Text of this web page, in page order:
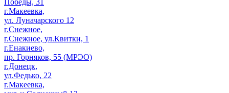
Победы, 31
г.Макеевка,
ул. Луначарского 12
г.Снежное,
г.Снежное, ул.Квитки, 1
г.Енакиево,
пр. Горняков, 55 (МРЭО)
г.Донецк,
ул.Федько, 22
г.Макеевка,